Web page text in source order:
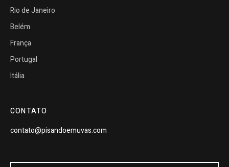
Rio de Janeiro
Belém
França
Portugal
Itália
CONTATO
contato@pisandoemuvas.com